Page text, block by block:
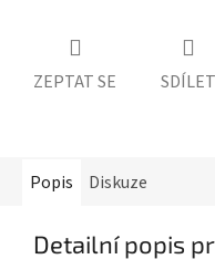
ZEPTAT SE SDÍLET
Popis Diskuze
Detailní popis